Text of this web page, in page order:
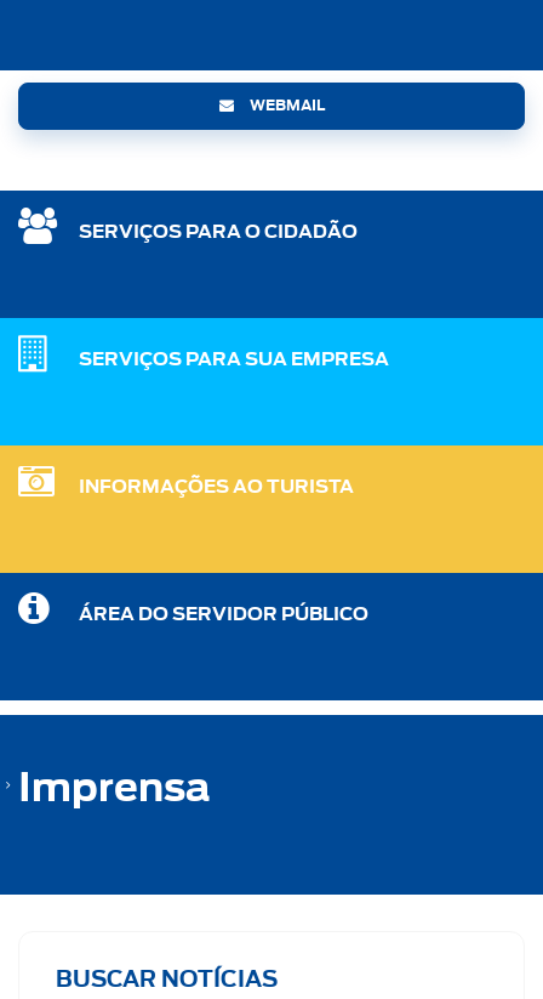
WEBMAIL
SERVIÇOS PARA O CIDADÃO
SERVIÇOS PARA SUA EMPRESA
INFORMAÇÕES AO TURISTA
ÁREA DO SERVIDOR PÚBLICO
Imprensa
BUSCAR NOTÍCIAS